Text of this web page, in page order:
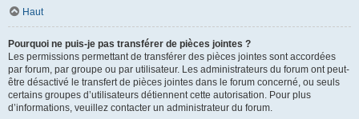
Haut
Pourquoi ne puis-je pas transférer de pièces jointes ?
Les permissions permettant de transférer des pièces jointes sont accordées
par forum, par groupe ou par utilisateur. Les administrateurs du forum ont peut-
être désactivé le transfert de pièces jointes dans le forum concerné, ou seuls
certains groupes d’utilisateurs détiennent cette autorisation. Pour plus
d’informations, veuillez contacter un administrateur du forum.